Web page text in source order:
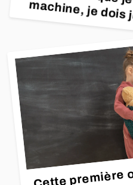
machine, je
Cette première
le